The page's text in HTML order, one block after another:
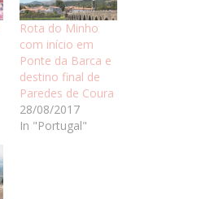
Rota do Minho
com início em
Ponte da Barca e
destino final de
Paredes de Coura
28/08/2017
In "Portugal"